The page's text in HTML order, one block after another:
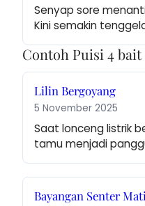
Senyap sore
Kini semakin
Contoh Puisi 4
Lilin Bergoyang
5 November 2025
Saat lonceng listrik
tamu menjadi
Bayangan Senter Mati